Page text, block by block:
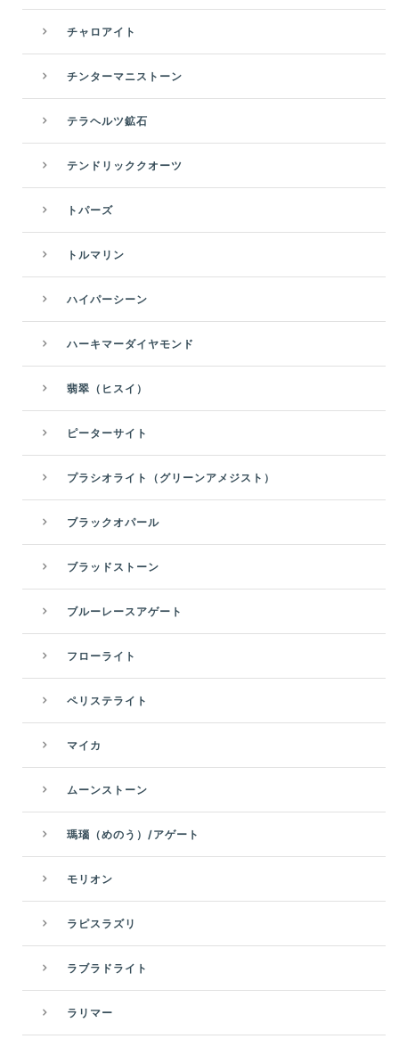
チャロアイト
チンターマニストーン
テラヘルツ鉱石
テンドリッククオーツ
トパーズ
トルマリン
ハイパーシーン
ハーキマーダイヤモンド
翡翠（ヒスイ）
ピーターサイト
プラシオライト（グリーンアメジスト）
ブラックオパール
ブラッドストーン
ブルーレースアゲート
フローライト
ペリステライト
マイカ
ムーンストーン
瑪瑙（めのう）/アゲート
モリオン
ラピスラズリ
ラブラドライト
ラリマー